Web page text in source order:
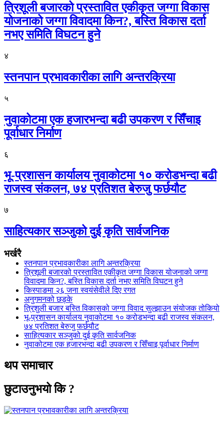
त्रिशूली बजारको प्रस्तावित एकीकृत जग्गा विकास
योजनाको जग्गा विवादमा किन?, बस्ति विकास दर्ता
नभए समिति विघटन हुने
४
स्तनपान प्रभावकारीका लागि अन्तरक्रिया
५
नुवाकोटमा एक हजारभन्दा बढी उपकरण र सिँचाइ
पूर्वाधार निर्माण
६
भू-प्रशासन कार्यालय नुवाकोटमा १० करोडभन्दा बढी
राजस्व संकलन, ७४ प्रतिशत बेरुजु फर्छयौट
७
साहित्यकार सञ्जुको दुई कृति सार्वजनिक
भर्खरै
स्तनपान प्रभावकारीका लागि अन्तरक्रिया
त्रिशूली बजारको प्रस्तावित एकीकृत जग्गा विकास योजनाको जग्गा
विवादमा किन?, बस्ति विकास दर्ता नभए समिति विघटन हुने
किस्पाङमा २६ जना स्वयंसेवीले दिए रगत
अनुगमनको छड्के
त्रिशुली बजार बस्ति विकासको जग्गा विवाद सुल्झाउन संयोजक तोकियो
भू-प्रशासन कार्यालय नुवाकोटमा १० करोडभन्दा बढी राजस्व संकलन,
७४ प्रतिशत बेरुजु फर्छयौट
साहित्यकार सञ्जुको दुई कृति सार्वजनिक
नुवाकोटमा एक हजारभन्दा बढी उपकरण र सिँचाइ पूर्वाधार निर्माण
थप समाचार
छुटाउनुभयो कि ?